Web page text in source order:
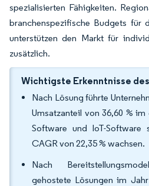
spezialisierten Fähigkeiten.
branchenspezifische Budgets für
unterstützen den Markt für
zusätzlich.
Wichtigste Erkenntnisse
Nach Lösung führte
Umsatzanteil von 36,60 %
Software und IoT-
CAGR von 22,35 % wachsen.
Nach
gehostete Lösungen im